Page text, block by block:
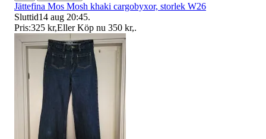
Jättefina Mos Mosh khaki cargobyxor, storlek W26
Sluttid14 aug 20:45.
Pris:325 kr,Eller Köp nu 350 kr,.